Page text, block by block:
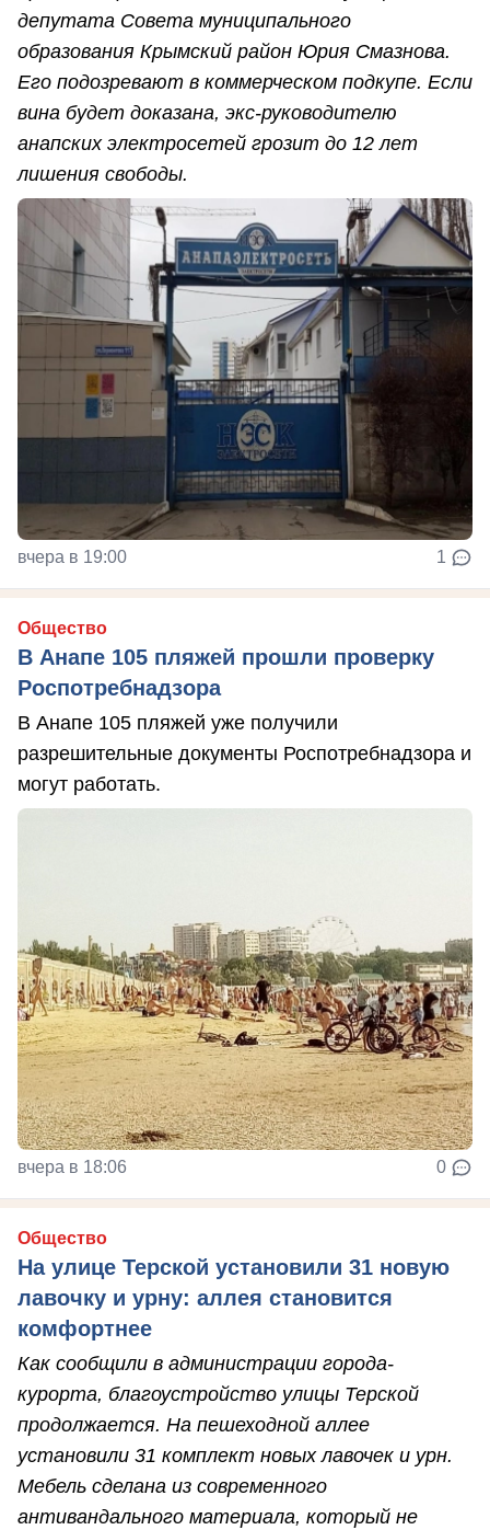
депутата Совета муниципального
образования Крымский район Юрия Смазнова.
Его подозревают в коммерческом подкупе. Если
вина будет доказана, экс-руководителю
анапских электросетей грозит до 12 лет
лишения свободы.
вчера в 19:00 1
Общество
В Анапе 105 пляжей прошли проверку
Роспотребнадзора
В Анапе 105 пляжей уже получили
разрешительные документы Роспотребнадзора и
могут работать.
вчера в 18:06 0
Общество
На улице Терской установили 31 новую
лавочку и урну: аллея становится
комфортнее
Как сообщили в администрации города-
курорта, благоустройство улицы Терской
продолжается. На пешеходной аллее
установили 31 комплект новых лавочек и урн.
Мебель сделана из современного
антивандального материала, который не